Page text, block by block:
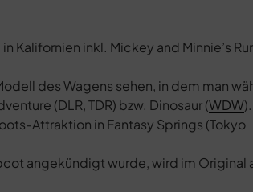
Kalifornien inkl. Mickey and Minnie’s
des Wagens sehen, in dem man
(DLR, TDR) bzw. Dinosaur (WDW).
Attraktion in Fantasy Springs (Tokyo
angekündigt wurde, wird im Original